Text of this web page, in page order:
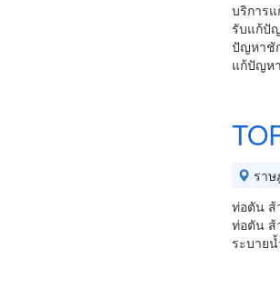
บริการ
รับแก้ปั
ปัญหาชั
แก้ปัญห
รา
ท่อตัน ส้
ท่อตัน ส้
ระบาย